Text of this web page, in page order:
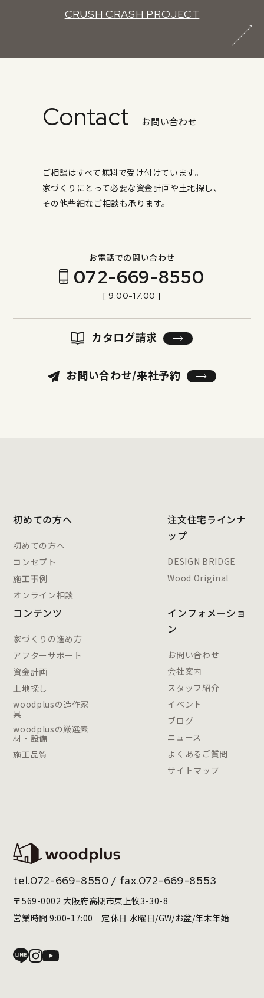
CRUSH CRASH PROJECT
Contact お問い合わせ
ご相談はすべて無料で受け付けています。
家づくりにとって必要な資金計画や土地探し、
その他些細なご相談も承ります。
お電話での問い合わせ
072-669-8550
[ 9:00-17:00 ]
カタログ請求
お問い合わせ/来社予約
初めての方へ
初めての方へ
コンセプト
施工事例
オンライン相談
注文住宅ラインナ
ップ
DESIGN BRIDGE
Wood Original
コンテンツ
家づくりの進め方
アフターサポート
資金計画
土地探し
woodplusの造作家
具
woodplusの厳選素
材・設備
施工品質
インフォメーショ
ン
お問い合わせ
会社案内
スタッフ紹介
イベント
ブログ
ニュース
よくあるご質問
サイトマップ
tel.072-669-8550 / fax.072-669-8553
〒569-0002 大阪府高槻市東上牧3-30-8
営業時間 9:00-17:00 定休日 水曜日/GW/お盆/年末年始